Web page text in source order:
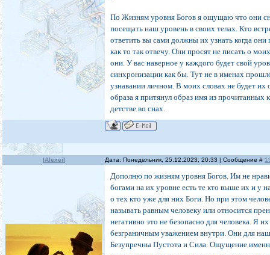
По Жизням уровня Богов я ощущаю что они
посещать наш уровень в своих телах. Кто
ответить вы сами должны их узнать когда они
как то так отвечу. Они просят не писать о
они. У вас наверное у каждого будет свой
синхронизации как бы. Тут не в именах
узнавании личном. В моих словах не будет их
образа я притянул образ имя из прочитанных
детстве во снах.
IAlexeiI Дата: Понедельник, 25.12.2023, 20:33 | Сообщение #
Дополню по жизням уровня Богов. Им не
богами на их уровне есть те кто выше их и у
о тех кто уже для них Боги. Но при этом
называть равным человеку или относится
негативно это не безопасно для человека. Я
безграничным уважением внутри. Они для
Безупречны Пустота и Сила. Ощущение